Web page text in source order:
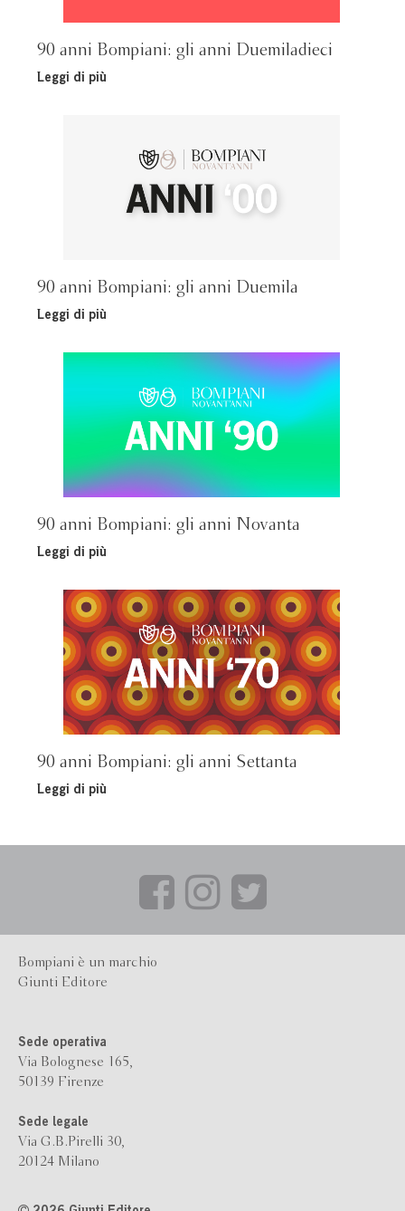
90 anni Bompiani: gli anni Duemiladieci
Leggi di più
90 anni Bompiani: gli anni Duemila
Leggi di più
90 anni Bompiani: gli anni Novanta
Leggi di più
90 anni Bompiani: gli anni Settanta
Leggi di più
Bompiani è un marchio
Giunti Editore
Sede operativa
Via Bolognese 165,
50139 Firenze
Sede legale
Via G.B.Pirelli 30,
20124 Milano